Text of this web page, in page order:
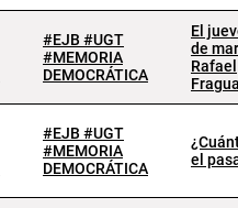
#EJB #UGT
#MEMORIA
DEMOCRÁTICA
El
de
Rafael
#EJB #UGT
#MEMORIA
DEMOCRÁTICA
el